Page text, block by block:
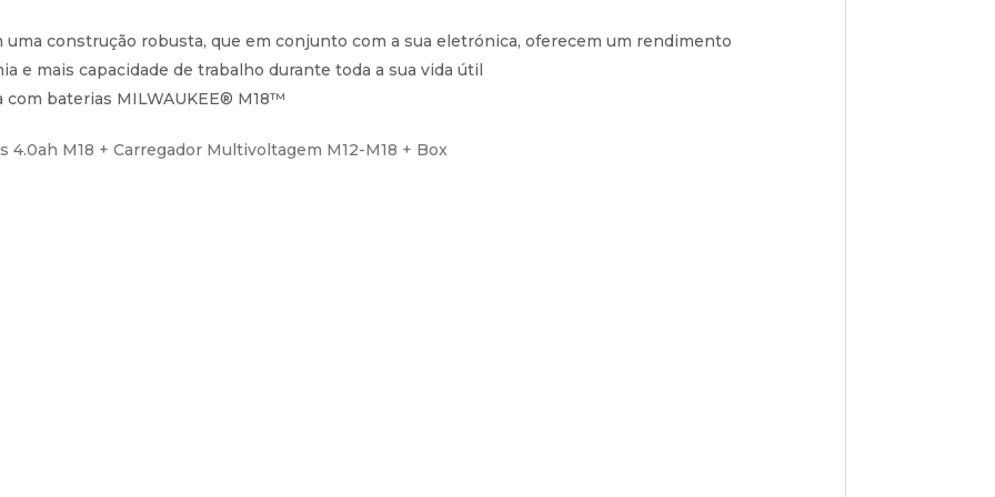
construção robusta, que em conjunto com a sua eletrónica, oferecem um rendimento
e mais capacidade de trabalho durante toda a sua vida útil
baterias MILWAUKEE® M18™
M18 + Carregador Multivoltagem M12-M18 + Box